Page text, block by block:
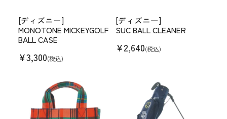
[ディズニー]
MONOTONE MICKEYGOLF
BALL CASE
¥3,300(税込)
[ディズニー]
SUC BALL CLEANER
¥2,640(税込)